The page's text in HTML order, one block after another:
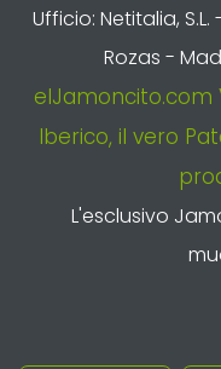
Ufficio: Netitalia, S.L.
Rozas -
elJamoncito.com
Iberico, il vero
L'esclusivo